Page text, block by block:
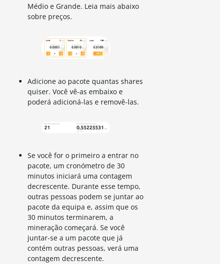
Médio e Grande. Leia mais abaixo
sobre preços.
Adicione ao pacote quantas shares
quiser. Você vê-as embaixo e
poderá adicioná-las e removê-las.
Se você for o primeiro a entrar no
pacote, um cronómetro de 30
minutos iniciará uma contagem
decrescente. Durante esse tempo,
outras pessoas podem se juntar ao
pacote da equipa e, assim que os
30 minutos terminarem, a
mineração começará. Se você
juntar-se a um pacote que já
contém outras pessoas, verá uma
contagem decrescente.